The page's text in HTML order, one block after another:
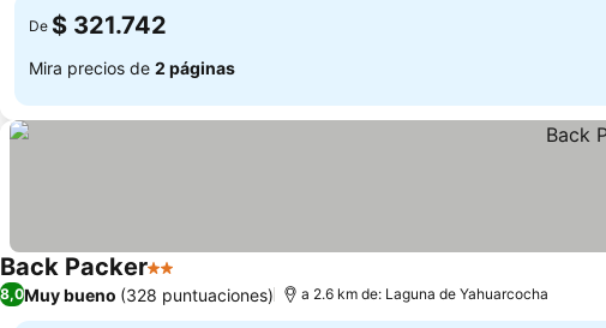
De $ 321.742
Mira precios de 2 páginas
Back Packer2 Estrellas
8,0Muy bueno (328 puntuaciones) a 2.6 km de: Laguna de Yahuarcocha